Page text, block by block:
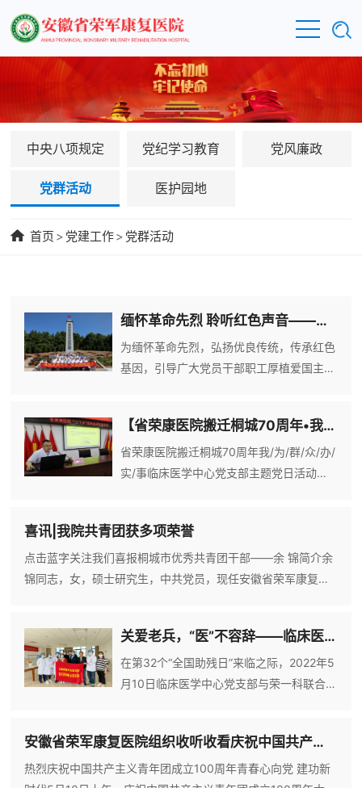
中央八项规定 党纪学习教育 党风廉政
党群活动 医护园地
首页 > 党建工作> 党群活动
缅怀革命先烈 聆听红色声音——省荣军康复医院联合桐城市孔城镇开展主题党日党建共建活动
为缅怀革命先烈，弘扬优良传统，传承红色
基因，引导广大党员干部职工厚植爱国主义
题党日党建共建活动。鲜花敬英雄，浩气存
天地。晴岚烈士陵园座落于桐梓山脚下，这
里安葬着大军渡江前夕牺牲在孔城境内的烈
氛围中，向革命烈士默哀、敬献花篮，大家
在刻有“革命烈
【省荣康医院搬迁桐城70周年•我为群众办实事】系列活动——临床医学中心党支部走进龙眠街道长生社区
省荣康医院搬迁桐城70周年我/为/群/众/办/
实/事临床医学中心党支部主题党日活动为
支部组织医疗专家团队到龙眠街道长生社区
开展送健康上门主题党日活动。义诊现场在
义诊现场，内科副主任储德文向居民开展
解了关于脑卒中的相关知识，引导和帮助群
众建立对脑卒中
喜讯|我院共青团获多项荣誉
点击蓝字关注我们喜报桐城市优秀共青团干部——余 锦简介余
锦同志，女，硕士研究生，中共党员，现任安徽省荣军康复医
联系服务青年。落实团员发展制度、团日活动等组织制度;建立
健全志愿者管理、培训和激励约束工作机制，强化考核，提高
团员青年参与志愿服务的积极性。切实加强团员青年思想政治
关爱老兵，“医”不容辞——临床医学中心党支部与荣一科联合开展主题党日活动
在第32个“全国助残日”来临之际，2022年5
月10日临床医学中心党支部与荣一科联合开
党委副书记、院长闻其宝、支部书记刘阳河
带领支部党员来到荣一科休养员们床前，关
安徽省荣军康复医院组织收听收看庆祝中国共产主义青年团成立100周年大会直播
热烈庆祝中国共产主义青年团成立100周年青春心向党 建功新